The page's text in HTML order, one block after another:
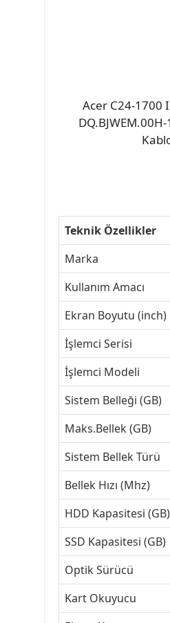
Acer C24-1700
Teknik Özellikler
Marka
Kullanım Amacı
Ekran Boyutu (inch)
İşlemci Serisi
İşlemci Modeli
Sistem Belleği (GB)
Maks.Bellek (GB)
Sistem Bellek Türü
Bellek Hızı (Mhz)
HDD Kapasitesi (GB)
SSD Kapasitesi (GB)
Optik Sürücü
Kart Okuyucu